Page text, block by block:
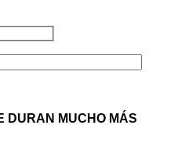
DURAN MUCHO MÁS